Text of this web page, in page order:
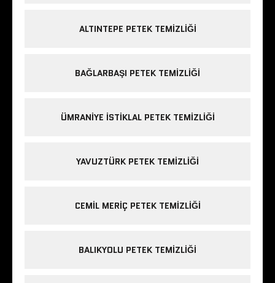
ALTINTEPE PETEK TEMIZLIĞI
BAĞLARBAŞI PETEK TEMIZLIĞI
ÜMRANIYE ISTIKLAL PETEK TEMIZLIĞI
YAVUZTÜRK PETEK TEMIZLIĞI
CEMIL MERIÇ PETEK TEMIZLIĞI
BALIKYOLU PETEK TEMIZLIĞI